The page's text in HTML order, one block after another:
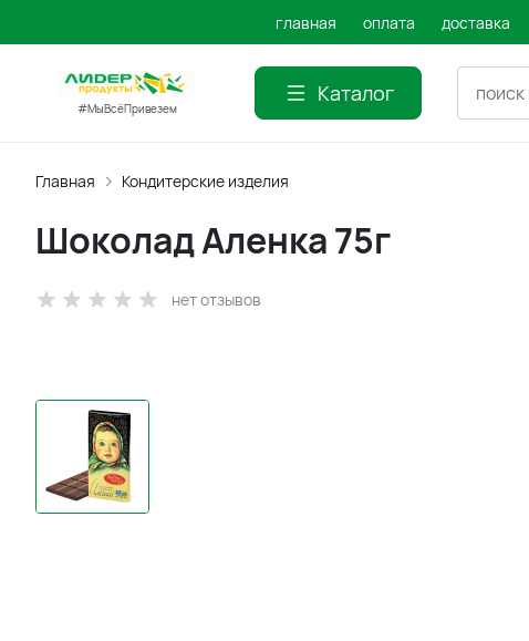
главная оплата доставка
#МыВсёПривезем
Каталог
Главная Кондитерские изделия
Шоколад Аленка 75г
нет отзывов